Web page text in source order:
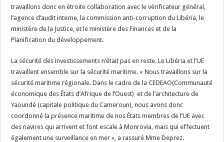
travaillons donc en étroite collaboration avec le vérificateur général,
l’agence d’audit interne, la commission anti-corruption du Libéria, le
ministère de la Justice, et le ministère des Finances et de la
Planification du développement.
La sécurité des investissements n’était pas en reste. Le Libéria et l’UE
travaillent ensemble sur la sécurité maritime. « Nous travaillons sur la
sécurité maritime régionale. Dans le cadre de la CEDEAO(Communauté
économique des États d’Afrique de l’Ouest) et de l’architecture de
Yaoundé (capitale politique du Cameroun), nous avons donc
coordonné la présence maritime de nos États membres de l’UE avec
des navires qui arrivent et font escale à Monrovia, mais qui effectuent
également une surveillance en mer », a rassuré Mme Deprez.